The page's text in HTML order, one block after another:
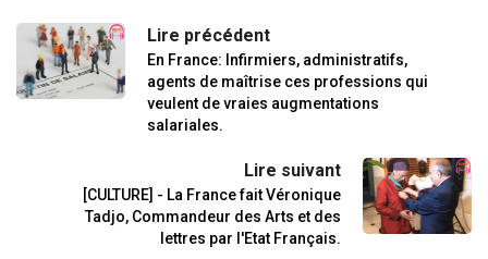
Lire précédent
En France: Infirmiers, administratifs,
agents de maîtrise ces professions qui
veulent de vraies augmentations
salariales.
Lire suivant
[CULTURE] - La France fait Véronique
Tadjo, Commandeur des Arts et des
lettres par l'Etat Français.